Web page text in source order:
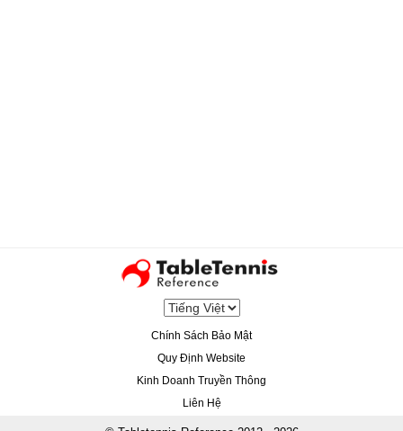
Chính Sách Bảo Mật
Quy Định Website
Kinh Doanh Truyền Thông
Liên Hệ